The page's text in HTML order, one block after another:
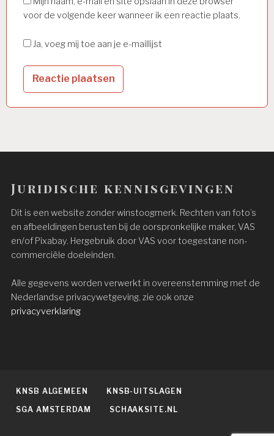
voor de volgende keer wanneer ik een reactie plaats.
Ja, voeg mij toe aan je e-maillijst
Juridische kennisgevingen
Dit is een website zonder winstoogmerk. Rechten van foto’s
en afbeeldingen berusten bij de oorspronkelijke maker, VAS
en/of Pixabay. Hergebruik door VAS voor toegestane non-
commerciële doeleinden.
Alle gegevens worden verwerkt in overeenstemming met de
Nederlandse privacywetgeving, zie ook onze
privacyverklaring
KNSB ALGEMEEN KNSB-UITSLAGEN
SGA AMSTERDAM SCHAAKSITE.NL